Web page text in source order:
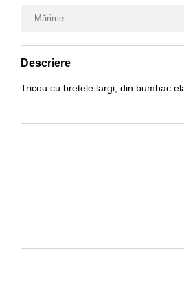
Mărime
Descriere
Tricou cu bretele largi, din bumbac